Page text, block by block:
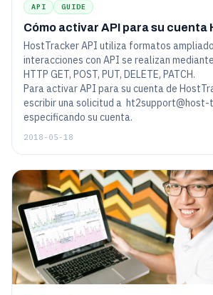
API GUIDE
Cómo activar API para su cuenta
HostTracker API utiliza formatos
interacciones con API se realizan
HTTP GET, POST, PUT, DELETE, PATCH.
Para activar API para su cuenta de
escribir una solicitud a ht2support@host-
especificando su cuenta.
2018-05-18